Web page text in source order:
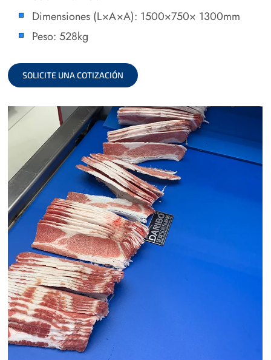
Dimensiones (L×A×A): 1500×750× 1300mm
Peso: 528kg
SOLICITE UNA COTIZACIÓN